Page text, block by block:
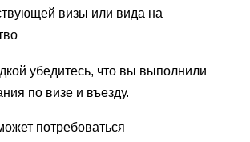
визы или вида на
убедитесь, что вы выполнили
по визе и въезду.
потребоваться